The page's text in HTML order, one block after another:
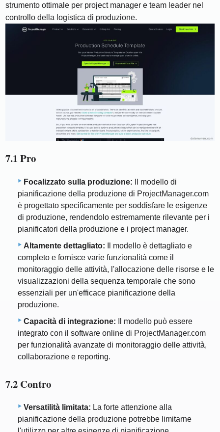
strumento ottimale per project manager e team leader nel
controllo della logistica di produzione.
7.1 Pro
Focalizzato sulla produzione: Il modello di
pianificazione della produzione di ProjectManager.com
è progettato specificamente per soddisfare le esigenze
di produzione, rendendolo estremamente rilevante per i
pianificatori della produzione e i project manager.
Altamente dettagliato: Il modello è dettagliato e
completo e fornisce varie funzionalità come il
monitoraggio delle attività, l'allocazione delle risorse e le
visualizzazioni della sequenza temporale che sono
essenziali per un'efficace pianificazione della
produzione.
Capacità di integrazione: Il modello può essere
integrato con il software online di ProjectManager.com
per funzionalità avanzate di monitoraggio delle attività,
collaborazione e reporting.
7.2 Contro
Versatilità limitata: La forte attenzione alla
pianificazione della produzione potrebbe limitarne